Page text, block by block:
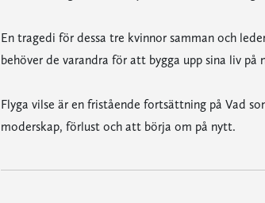
En tragedi för dessa tre kvinnor samman och
behöver de varandra för att bygga upp sina liv på
Flyga vilse är en fristående fortsättning på Vad
moderskap, förlust och att börja om på nytt.